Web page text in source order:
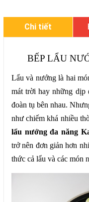
Chi tiết
BẾP LẨU
Lẩu và nướng là hai
mát trời hay những dịp
đoàn tụ bên nhau.
như chiếm khá nhiều
lẩu nướng đa năng
trở nên đơn giản hơn
thức cả lẩu và các món